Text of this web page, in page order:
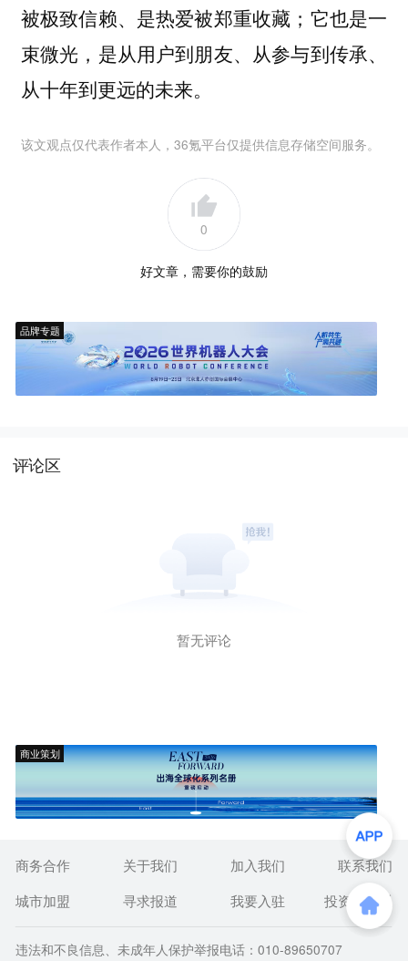
被极致信赖、是热爱被郑重收藏；它也是一
束微光，是从用户到朋友、从参与到传承、
从十年到更远的未来。
该文观点仅代表作者本人，36氪平台仅提供信息存储空间服务。
0
好文章，需要你的鼓励
品牌专题
评论区
暂无评论
商业策划
商务合作 关于我们 加入我们
联系我们
城市加盟
寻求报道 我要入驻 投资者关系
违法和不良信息、未成年人保护举报电话：010-89650707